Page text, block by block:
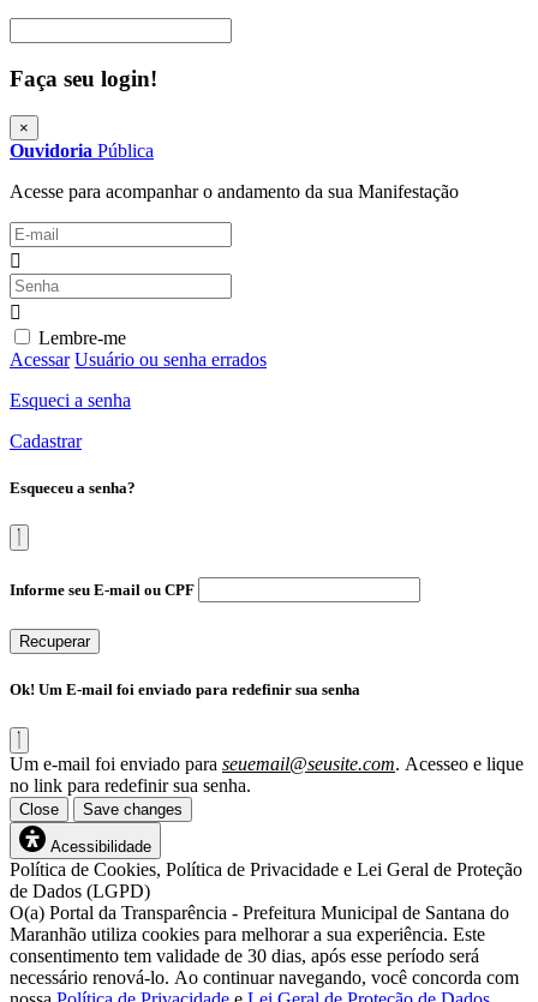
Faça seu login!
×
Ouvidoria Pública
Acesse para acompanhar o andamento da sua Manifestação
Lembre-me
Acessar Usuário ou senha errados
Esqueci a senha
Cadastrar
Esqueceu a senha?
Informe seu E-mail ou CPF
Recuperar
Ok! Um E-mail foi enviado para redefinir sua senha
Um e-mail foi enviado para seuemail@seusite.com. Acesseo e lique
no link para redefinir sua senha.
Close Save changes
Acessibilidade
Política de Cookies, Política de Privacidade e Lei Geral de Proteção
de Dados (LGPD)
O(a) Portal da Transparência - Prefeitura Municipal de Santana do
Maranhão utiliza cookies para melhorar a sua experiência. Este
consentimento tem validade de 30 dias, após esse período será
necessário renová-lo. Ao continuar navegando, você concorda com